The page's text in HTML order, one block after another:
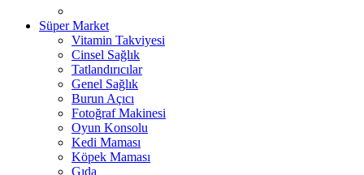
Süper Market
Vitamin Takviyesi
Cinsel Sağlık
Tatlandırıcılar
Genel Sağlık
Burun Açıcı
Fotoğraf Makinesi
Oyun Konsolu
Kedi Maması
Köpek Maması
Gıda